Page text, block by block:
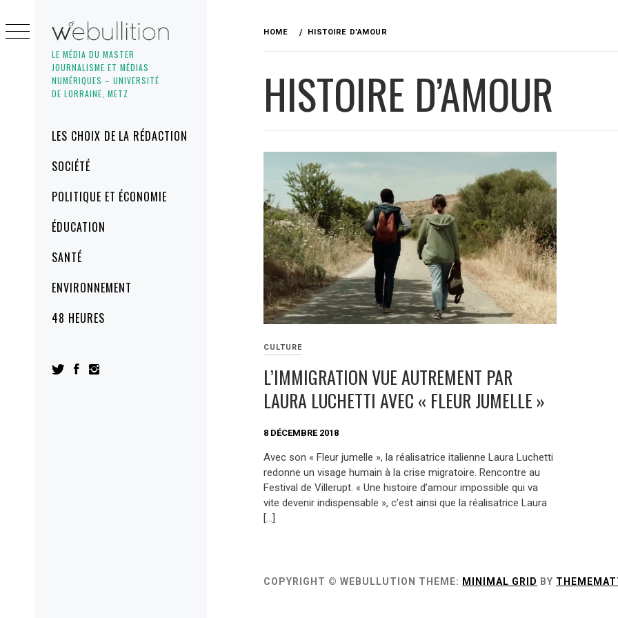
LE MÉDIA DU MASTER
JOURNALISME ET MÉDIAS
NUMÉRIQUES – UNIVERSITÉ
DE LORRAINE, METZ
MenuLES CHOIX DE LA RÉDACTION
SOCIÉTÉ
POLITIQUE ET ÉCONOMIE
ÉDUCATION
SANTÉ
ENVIRONNEMENT
48 HEURES
to
content
HOME HISTOIRE D’AMOUR
HISTOIRE D’AMOUR
CULTURE
L’IMMIGRATION VUE AUTREMENT PAR
LAURA LUCHETTI AVEC « FLEUR JUMELLE »
8 DÉCEMBRE 2018
Avec son « Fleur jumelle », la réalisatrice italienne Laura Luchetti
redonne un visage humain à la crise migratoire. Rencontre au
Festival de Villerupt. « Une histoire d’amour impossible qui va
vite devenir indispensable », c’est ainsi que la réalisatrice Laura
[…]
COPYRIGHT © WEBULLUTION THEME: MINIMAL GRID BY